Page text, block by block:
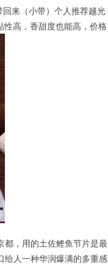
来（小带）个人推荐越光
性高，香甜度也能高，价格
都，用的土佐鲣鱼节片是最
给人一种华润爆满的多重感